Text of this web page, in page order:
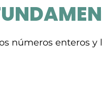
números enteros